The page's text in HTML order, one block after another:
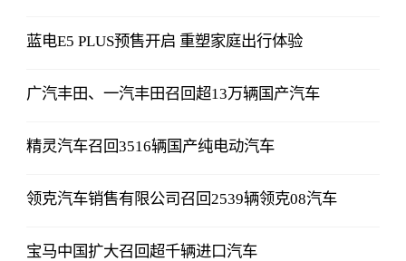
蓝电E5 PLUS预售开启 重塑家庭出行体验
广汽丰田、一汽丰田召回超13万辆国产汽车
精灵汽车召回3516辆国产纯电动汽车
领克汽车销售有限公司召回2539辆领克08汽车
宝马中国扩大召回超千辆进口汽车